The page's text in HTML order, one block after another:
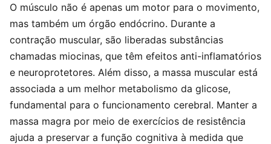
O músculo não é apenas um motor para o movimento,
mas também um órgão endócrino. Durante a
contração muscular, são liberadas substâncias
chamadas miocinas, que têm efeitos anti-inflamatórios
e neuroprotetores. Além disso, a massa muscular está
associada a um melhor metabolismo da glicose,
fundamental para o funcionamento cerebral. Manter a
massa magra por meio de exercícios de resistência
ajuda a preservar a função cognitiva à medida que